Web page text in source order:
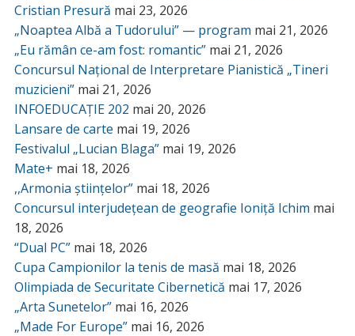
Cristian Presură mai 23, 2026
„Noaptea Albă a Tudorului” — program mai 21, 2026
„Eu rămân ce-am fost: romantic” mai 21, 2026
Concursul Național de Interpretare Pianistică „Tineri
muzicieni” mai 21, 2026
INFOEDUCAȚIE 202 mai 20, 2026
Lansare de carte mai 19, 2026
Festivalul „Lucian Blaga” mai 19, 2026
Mate+ mai 18, 2026
,,Armonia științelor” mai 18, 2026
Concursul interjudețean de geografie Ioniță Ichim mai
18, 2026
“Dual PC” mai 18, 2026
Cupa Campionilor la tenis de masă mai 18, 2026
Olimpiada de Securitate Cibernetică mai 17, 2026
„Arta Sunetelor” mai 16, 2026
„Made For Europe” mai 16, 2026